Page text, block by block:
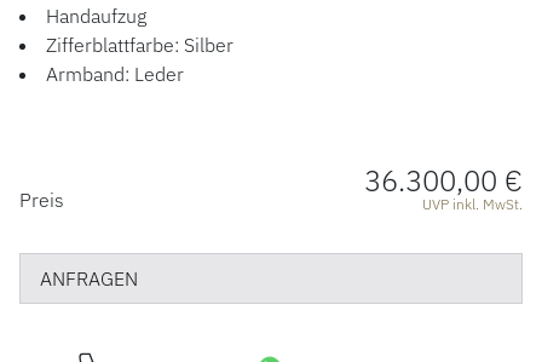
ÜBER UNS
Handaufzug
Zifferblattfarbe: Silber
Armband: Leder
PREISINFORMATIONEN
Preis 36.300,00 €
UVP inkl. MwSt.
ANFRAGEN